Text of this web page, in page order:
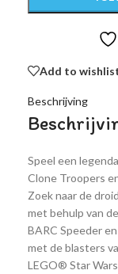
Add to
Beschrijving
Speel een
Clone Troopers
Zoek naar de
met behulp van
BARC Speeder
met de blasters
LEGO® Star